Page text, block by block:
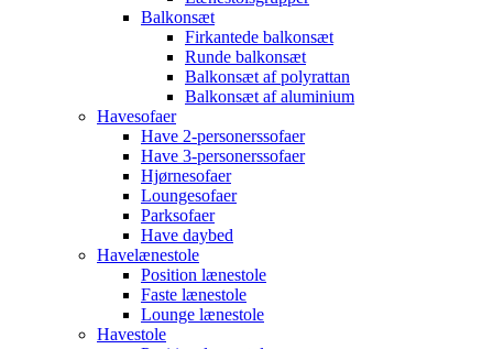
Balkonsæt
Firkantede balkonsæt
Runde balkonsæt
Balkonsæt af polyrattan
Balkonsæt af aluminium
Havesofaer
Have 2-personerssofaer
Have 3-personerssofaer
Hjørnesofaer
Loungesofaer
Parksofaer
Have daybed
Havelænestole
Position lænestole
Faste lænestole
Lounge lænestole
Havestole